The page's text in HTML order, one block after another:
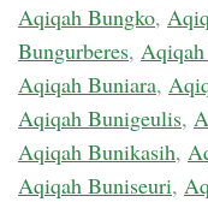
Aqiqah Bungko,
Bungurberes,
Aqiqah Buniara,
Aqiqah Bunigeulis,
Aqiqah Bunikasih,
Aqiqah Buniseuri,